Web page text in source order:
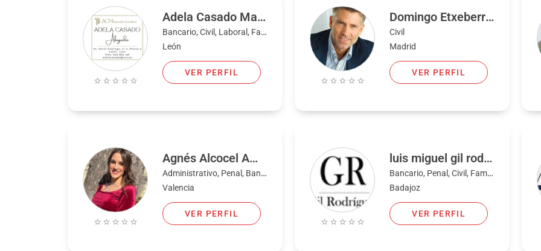
Adela Casado Martínez (ACM Estudio Jurídico)
Bancario, Civil, Laboral, Familia
León
VER PERFIL
Domingo Etxeberria
Civil
Madrid
VER PERFIL
Agnés Alcocel Amat
Administrativo, Penal, Bancario, Civil, Familia, Laboral, Extranjería y nacionalidad
Valencia
VER PERFIL
luis miguel gil rodriguez
Bancario, Penal, Civil, Familia
Badajoz
VER PERFIL